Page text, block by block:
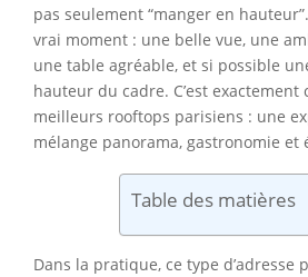
pas seulement “manger en
vrai moment : une belle vue, une
une table agréable, et si possible
hauteur du cadre. C’est
meilleurs rooftops parisiens : une
mélange panorama, gastronomie et
Table des matières
Dans la pratique, ce type